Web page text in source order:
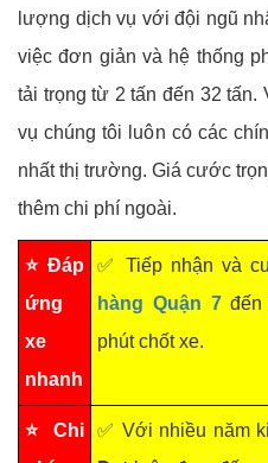
lượng dịch vụ với đội ngũ
việc đơn giản và hệ thống
tải trọng từ 2 tấn đến 32
vụ chúng tôi luôn có các
nhất thị trường. Giá cước
thêm chi phí ngoài.
⭐ Đáp
ứng
xe
nhanh
✅ Tiếp nhận và
hàng Quận 7đến
phút chốt xe.
⭐ Chi
✅ Với nhiều năm